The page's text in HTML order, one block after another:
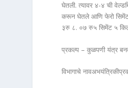
घेतली. त्यावर ४-४ ची
करून घेतले आणि फेरो
३रु ८. ०७ रु५ सिमेंट ५
प्रकल्प – कुळपणी यंत्र
विभागाचे